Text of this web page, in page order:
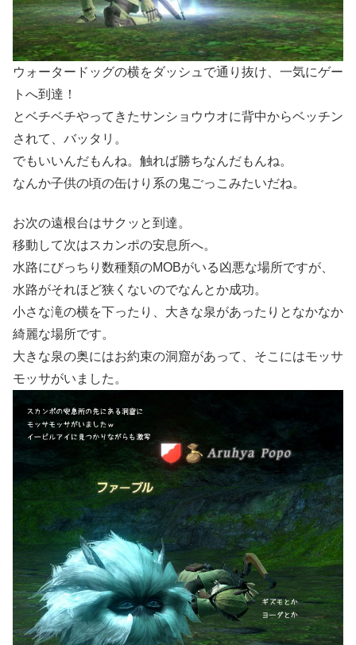
ウォータードッグの横をダッシュで通り抜け、一気にゲー
トへ到達！
とベチベチやってきたサンショウウオに背中からベッチン
されて、バッタリ。
でもいいんだもんね。触れば勝ちなんだもんね。
なんか子供の頃の缶けり系の鬼ごっこみたいだね。
お次の遠根台はサクッと到達。
移動して次はスカンポの安息所へ。
水路にびっちり数種類のMOBがいる凶悪な場所ですが、
水路がそれほど狭くないのでなんとか成功。
小さな滝の横を下ったり、大きな泉があったりとなかなか
綺麗な場所です。
大きな泉の奥にはお約束の洞窟があって、そこにはモッサ
モッサがいました。